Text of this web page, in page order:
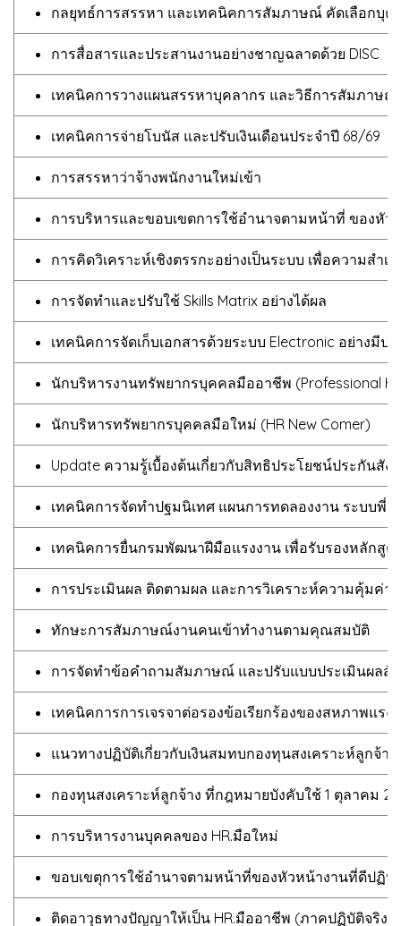
กลยุทธ์การสรรหา และเทคนิคการสัมภาษณ์ คัดเลือกบุค
การสื่อสารและประสานงานอย่างชาญฉลาดด้วย DISC
เทคนิคการวางแผนสรรหาบุคลากร และวิธีการสัมภาษณ์
เทคนิคการจ่ายโบนัส และปรับเงินเดือนประจำปี 68/69
การสรรหาว่าจ้างพนักงานใหม่เข้า
การบริหารและขอบเขตการใช้อำนาจตามหน้าที่ ของหัว
การคิดวิเคราะห์เชิงตรรกะอย่างเป็นระบบ เพื่อความสำเ
การจัดทำและปรับใช้ Skills Matrix อย่างได้ผล
เทคนิคการจัดเก็บเอกสารด้วยระบบ Electronic อย่างมีป
นักบริหารงานทรัพยากรบุคคลมืออาชีพ (Professional
นักบริหารทรัพยากรบุคคลมือใหม่ (HR New Comer)
Update ความรู้เบื้องต้นเกี่ยวกับสิทธิประโยชน์ประกันสัง
เทคนิคการจัดทำปฐมนิเทศ แผนการทดลองงาน ระบบพี่เ
เทคนิคการยื่นกรมพัฒนาฝีมือแรงงาน เพื่อรับรองหลักสูต
การประเมินผล ติดตามผล และการวิเคราะห์ความคุ้มค่า
ทักษะการสัมภาษณ์งานคนเข้าทำงานตามคุณสมบัติ
การจัดทำข้อคำถามสัมภาษณ์ และปรับแบบประเมินผลสั
เทคนิคการการเจรจาต่อรองข้อเรียกร้องของสหภาพแ
แนวทางปฏิบัติเกี่ยวกับเงินสมทบกองทุนสงเคราะห์ลูกจ้า
กองทุนสงเคราะห์ลูกจ้าง ที่กฎหมายบังคับใช้ 1 ตุลาคม
การบริหารงานบุคคลของ HR.มือใหม่
ขอบเขตุการใช้อำนาจตามหน้าที่ของหัวหน้างานที่ดีปฏิบั
ติดอาวุธทางปัญญาให้เป็น HR.มืออาชีพ (ภาคปฏิบัติจริง)